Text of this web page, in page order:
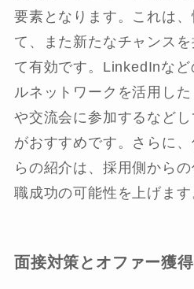
要素となります。これは
て、また新たなチャンス
て有効です。LinkedInな
ルネットワークを活用し
や交流会に参加するなど
がおすすめです。さらに
らの紹介は、採用側から
職成功の可能性を上げます
面接対策とオファー獲